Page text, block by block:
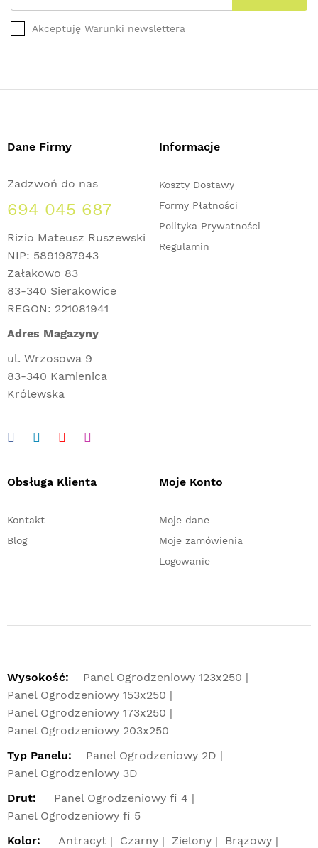
Akceptuję Warunki newslettera
Dane Firmy
Zadzwoń do nas
694 045 687
Rizio Mateusz Ruszewski
NIP: 5891987943
Załakowo 83
83-340 Sierakowice
REGON: 221081941
Adres Magazyny
ul. Wrzosowa 9
83-340 Kamienica
Królewska
Informacje
Koszty Dostawy
Formy Płatności
Polityka Prywatności
Regulamin
Obsługa Klienta
Kontakt
Blog
Moje Konto
Moje dane
Moje zamówienia
Logowanie
Wysokość:
Panel Ogrodzeniowy 123x250
Panel Ogrodzeniowy 153x250
Panel Ogrodzeniowy 173x250
Panel Ogrodzeniowy 203x250
Typ Panelu:
Panel Ogrodzeniowy 2D
Panel Ogrodzeniowy 3D
Drut:
Panel Ogrodzeniowy fi 4
Panel Ogrodzeniowy fi 5
Kolor:
Antracyt Czarny Zielony
Brązowy